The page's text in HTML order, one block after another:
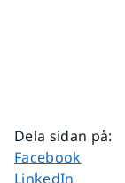
Dela sidan på:
Dela sidan på
Facebook
Dela sidan på
LinkedIn